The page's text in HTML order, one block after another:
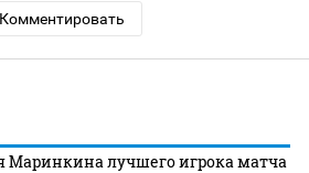
Комментировать
Маринкина лучшего игрока матча